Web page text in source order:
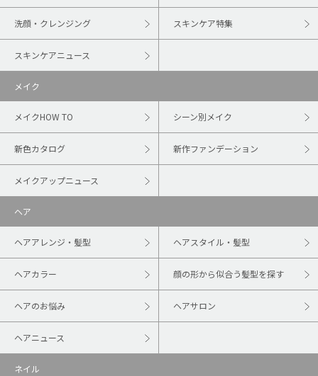
洗顔・クレンジング スキンケア特集
スキンケアニュース
メイク
メイクHOW TO シーン別メイク
新色カタログ 新作ファンデーション
メイクアップニュース
ヘア
ヘアアレンジ・髪型 ヘアスタイル・髪型
ヘアカラー 顔の形から似合う髪型を探す
ヘアのお悩み ヘアサロン
ヘアニュース
ネイル